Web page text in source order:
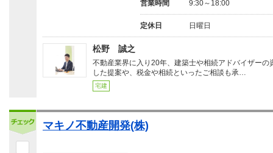
営業時間 9:30～18:00
定休日 日曜日
松野 誠之
不動産業界に入り20年、建築士や相続アドバイザーの
した提案や、税金や相続といったご相談も承…
宅建
マキノ不動産開発(株)